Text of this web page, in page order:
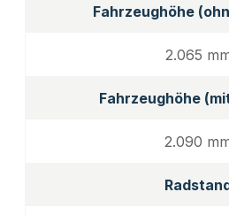
Fahrzeughöhe
2.065
Fahrzeughöhe
2.090